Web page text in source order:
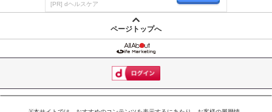
[PR] dヘルスケア
ページトップへ